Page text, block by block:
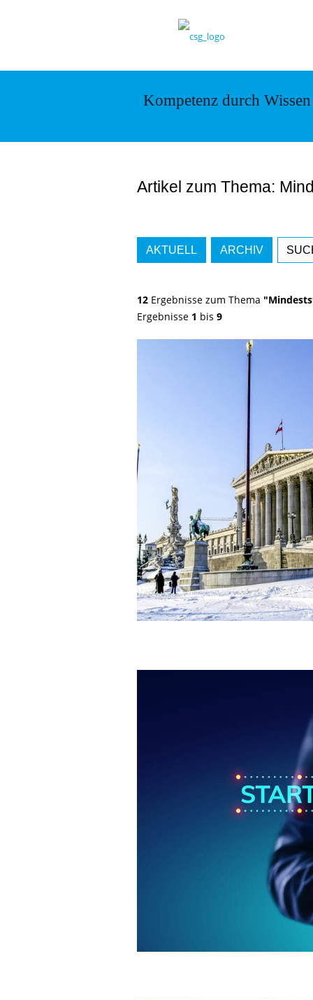
Kompetenz durch Wissen
Artikel zum Thema:
AKTUELL ARCHIV
12Ergebnisse zum Thema
Ergebnisse 1 bis 9